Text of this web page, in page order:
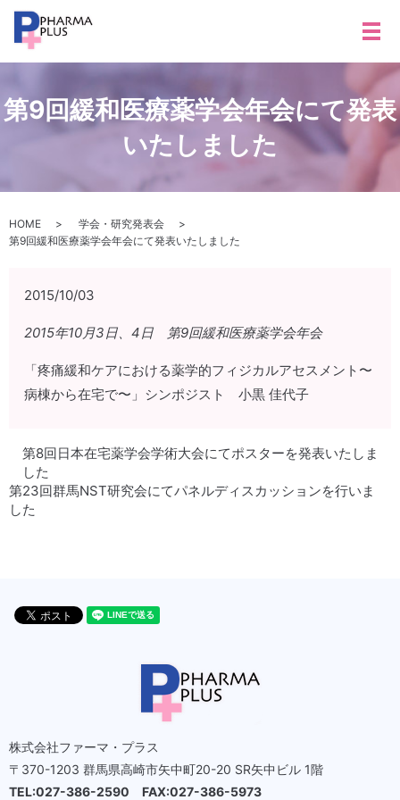
メ
第9回緩和医療薬学会年会にて発表
いたしました
HOME
学会・研究発表会
第9回緩和医療薬学会年会にて発表いたしました
2015/10/03
2015年10月3日、4日 第9回緩和医療薬学会年会
「疼痛緩和ケアにおける薬学的フィジカルアセスメント〜
病棟から在宅で〜」シンポジスト 小黒 佳代子
第8回日本在宅薬学会学術大会にてポスターを発表いたしま
した
第23回群馬NST研究会にてパネルディスカッションを行いま
した
株式会社ファーマ・プラス
〒370-1203 群馬県高崎市矢中町20-20 SR矢中ビル 1階
TEL:027-386-2590 FAX:027-386-5973